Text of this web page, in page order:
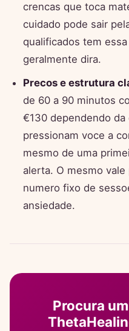
crencas que toca
cuidado pode sair
qualificados tem
geralmente dira.
Precos e estrutura
de 60 a 90 minutos
€130 dependendo
pressionam voce a
mesmo de uma
alerta. O mesmo
numero fixo de
ansiedade.
Procura